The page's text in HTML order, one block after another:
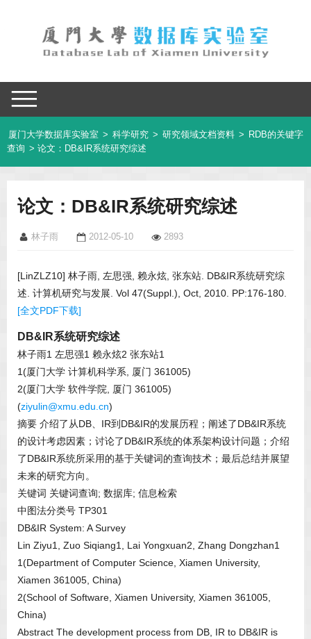
厦门大学数据库实验室 > 科学研究 > 研究领域文档资料 > RDB的关键字
查询 > 论文：DB&IR系统研究综述
论文：DB&IR系统研究综述
林子雨 2012-05-10 2893
[LinZLZ10] 林子雨, 左思强, 赖永炫, 张东站. DB&IR系统研究综
述. 计算机研究与发展. Vol 47(Suppl.), Oct, 2010. PP:176-180.
[全文PDF下载]
DB&IR系统研究综述
林子雨1 左思强1 赖永炫2 张东站1
1(厦门大学 计算机科学系, 厦门 361005)
2(厦门大学 软件学院, 厦门 361005)
(ziyulin@xmu.edu.cn)
摘要 介绍了从DB、IR到DB&IR的发展历程；阐述了DB&IR系统
的设计考虑因素；讨论了DB&IR系统的体系架构设计问题；介绍
了DB&IR系统所采用的基于关键词的查询技术；最后总结并展望
未来的研究方向。
关键词 关键词查询; 数据库; 信息检索
中图法分类号 TP301
DB&IR System: A Survey
Lin Ziyu1, Zuo Siqiang1, Lai Yongxuan2, Zhang Dongzhan1
1(Department of Computer Science, Xiamen University,
Xiamen 361005, China)
2(School of Software, Xiamen University, Xiamen 361005,
China)
Abstract The development process from DB, IR to DB&IR is